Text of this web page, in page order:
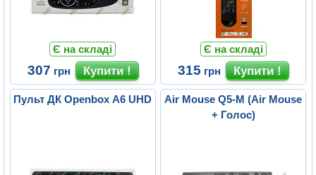
Є на складі
307 грн
Є на складі
315 грн
Пульт ДК Openbox A6 UHD
Air Mouse Q5-M (Air Mouse
+ Голос)